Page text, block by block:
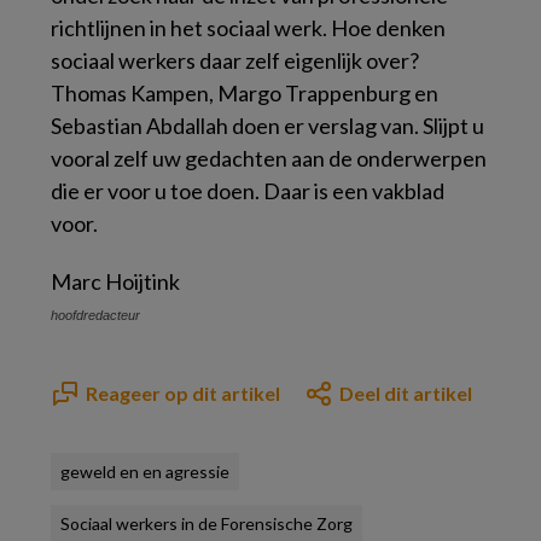
richtlijnen in het sociaal werk. Hoe denken
sociaal werkers daar zelf eigenlijk over?
Thomas Kampen, Margo Trappenburg en
Sebastian Abdallah doen er verslag van. Slijpt u
vooral zelf uw gedachten aan de onderwerpen
die er voor u toe doen. Daar is een vakblad
voor.
Marc Hoijtink
hoofdredacteur
Reageer op dit artikel Deel dit artikel
geweld en en agressie
Sociaal werkers in de Forensische Zorg